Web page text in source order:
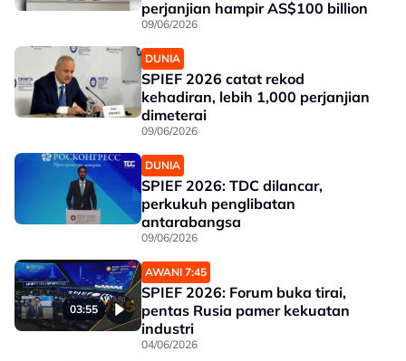
perjanjian hampir AS$100 billion
09/06/2026
DUNIA
SPIEF 2026 catat rekod
kehadiran, lebih 1,000 perjanjian
dimeterai
09/06/2026
DUNIA
SPIEF 2026: TDC dilancar,
perkukuh penglibatan
antarabangsa
09/06/2026
03:55
AWANI 7:45
SPIEF 2026: Forum buka tirai,
pentas Rusia pamer kekuatan
industri
04/06/2026